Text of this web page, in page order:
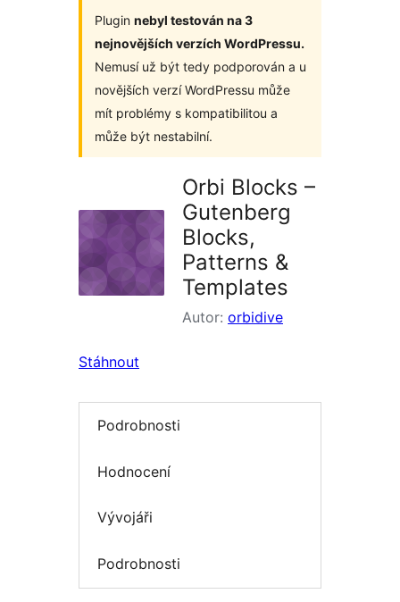
Plugin nebyl testován na 3
nejnovějších verzích WordPressu.
Nemusí už být tedy podporován a u
novějších verzí WordPressu může
mít problémy s kompatibilitou a
může být nestabilní.
Orbi Blocks –
Gutenberg
Blocks,
Patterns &
Templates
Autor: orbidive
Stáhnout
Podrobnosti
Hodnocení
Vývojáři
Podrobnosti